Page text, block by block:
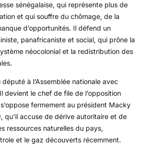
sénégalaise, qui représente plus de
et qui souffre du chômage, de la
d’opportunités. Il défend un
panafricaniste et social, qui prône la
néocolonial et la redistribution des
député à l’Assemblée nationale avec
devient le chef de file de l’opposition
fermement au président Macky
qu’il accuse de dérive autoritaire et de
ressources naturelles du pays,
et le gaz découverts récemment.